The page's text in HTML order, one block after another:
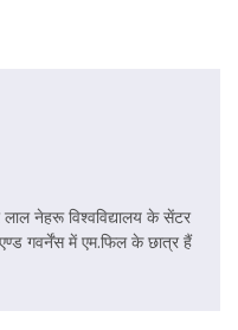
नेहरू विश्वविद्यालय के सेंटर
गवर्नेंस में एम.फिल के छात्र हैं